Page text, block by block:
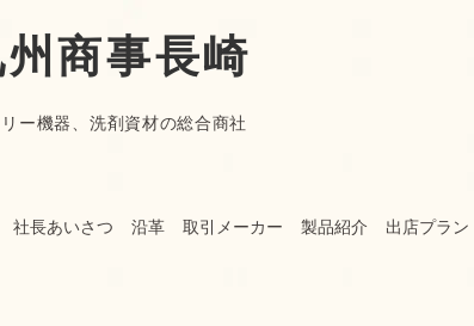
商事長崎
ー機器、洗剤資材の総合商社
社長あいさつ 沿革 取引メーカー 製品紹介 出店プラン